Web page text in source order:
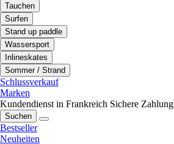
Tauchen
Surfen
Stand up paddle
Wassersport
Inlineskates
Sommer / Strand
Schlussverkauf
Marken
Kundendienst in Frankreich Sichere Zahlung
Suchen
Bestseller
Neuheiten